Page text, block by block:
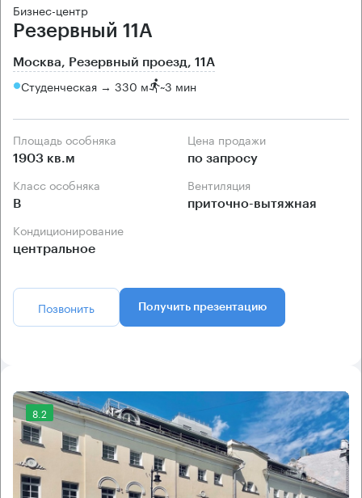
Бизнес-центр
Резервный 11А
Москва, Резервный проезд, 11А
Студенческая → 330 м ~3 мин
Площадь особняка
1903 кв.м
Цена продажи
по запросу
Класс особняка
B
Вентиляция
приточно-вытяжная
Кондиционирование
центральное
Позвонить Получить презентацию
8.2